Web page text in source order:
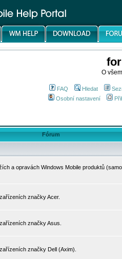
O
FAQ Hledat
Osobní nastavení
Fórum
a opravách Windows Mobile produktů
značky Acer.
značky Asus.
značky Dell (Axim).